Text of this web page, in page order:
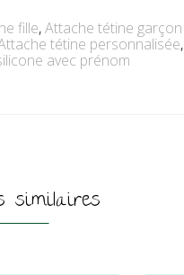
fille,Attache tétine garçon
tétine personnalisée,
avec prénom
similaires